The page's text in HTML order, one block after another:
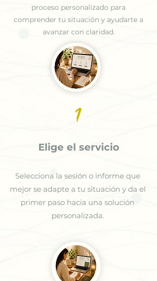
proceso personalizado para
comprender tu situación y ayudarte a
avanzar con claridad.
1
Elige el servicio
Selecciona la sesión o informe que
mejor se adapte a tu situación y da el
primer paso hacia una solución
personalizada.